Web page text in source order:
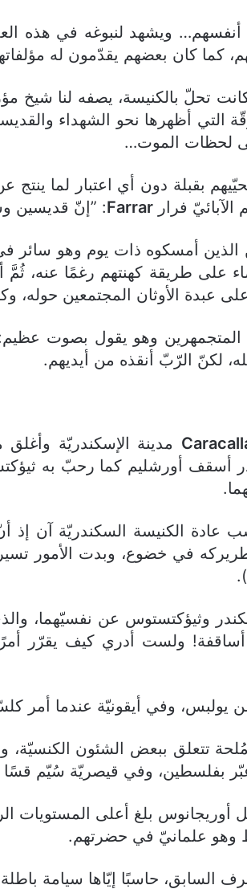
ويشهد لنبوغه في هذه
كما كان بعضهم يقدّمون له
تحلّ بالكنيسة، يصفه لنا شيخ
التي أظهرها نحو الشهداء
لحظات الموت…
بقبلة دون أي اعتبار لما
فرار Farrar: ”إنّ قديسين
الذين أمسكوه ذات يوم وهو سائر
على طريقة كهنتهم رغمًا عنه،
عبدة الأوثان المجتمعين حوله،
المتجمهرين وهو يقول بصوت
لكنّ الرّبّ أنقذه من أيديهم.
مدينة الإسكندريّة
أسقف أورشليم كما رحبّ به
عادة الكنيسة السكندريّة آن
في خضوع، وبدت الأمور
وثيؤكتستوس عن نفسيّهما،
ولست أدري كيف يقرّر أمرًا
يولبس، وفي أيقونيّة عندما أمر
تتعلق ببعض الشئون
بفلسطين، وفي قيصريّة سُيّم
بلغ أعلى المستويات
وهو علمانيّ في حضرتهم.
السابق، حاسبًا إيّاها سيامة